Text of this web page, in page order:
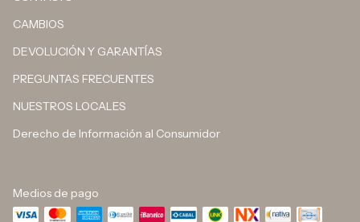
CAMBIOS
DEVOLUCIÓN Y GARANTÍAS
PREGUNTAS FRECUENTES
NUESTROS LOCALES
Derecho de Información al Consumidor
Medios de pago